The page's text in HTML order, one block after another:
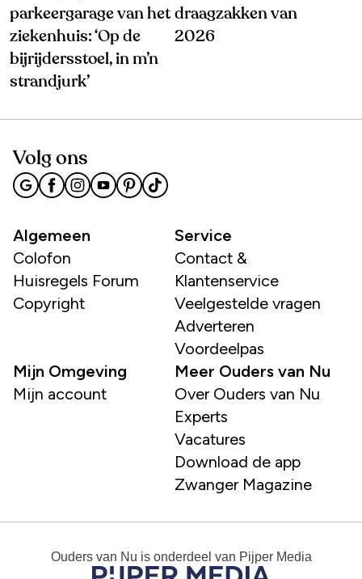
parkeergarage van het
ziekenhuis: ‘Op de
bijrijdersstoel, in m’n
strandjurk’
draagzakken van
2026
Volg ons
Algemeen
Colofon
Huisregels Forum
Copyright
Service
Contact &
Klantenservice
Veelgestelde vragen
Adverteren
Voordeelpas
Mijn Omgeving
Mijn account
Meer Ouders van Nu
Over Ouders van Nu
Experts
Vacatures
Download de app
Zwanger Magazine
Ouders van Nu is onderdeel van Pijper Media